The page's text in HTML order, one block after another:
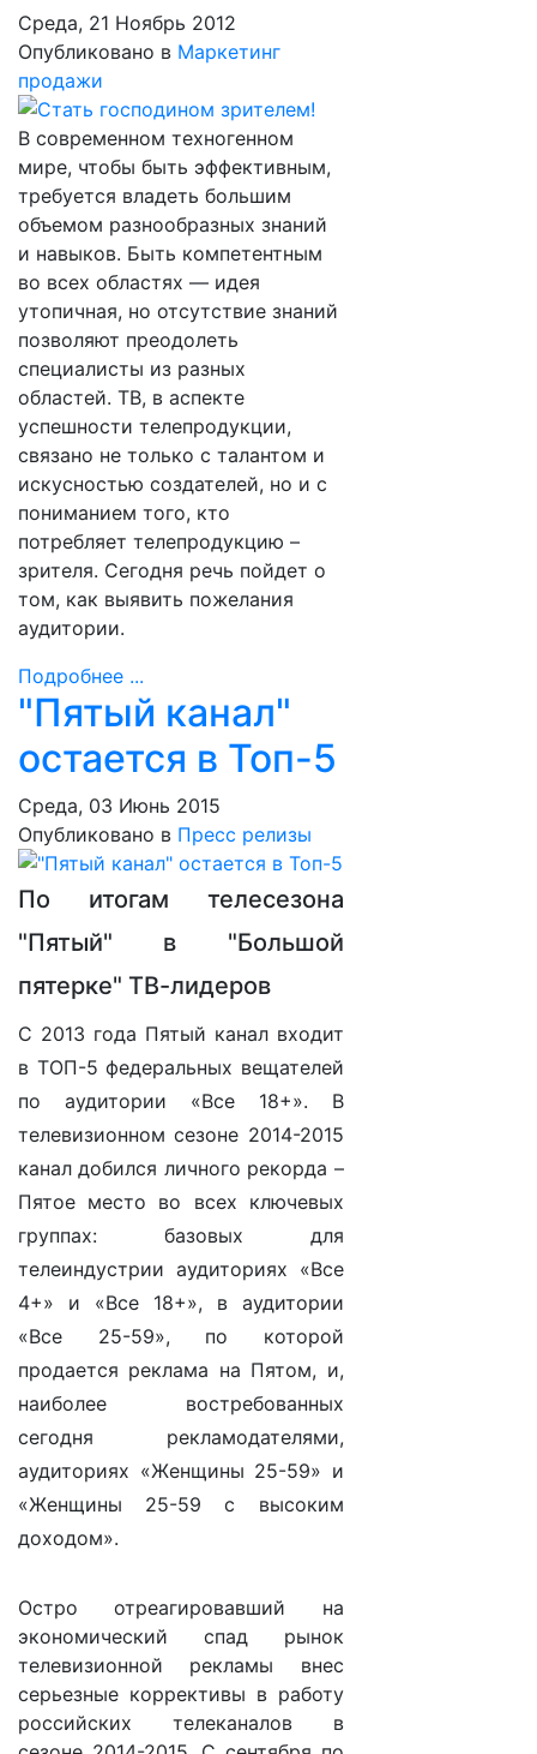
Среда, 21 Ноябрь 2012
Опубликовано в Маркетинг
продажи
В современном техногенном
мире, чтобы быть эффективным,
требуется владеть большим
объемом разнообразных знаний
и навыков. Быть компетентным
во всех областях — идея
утопичная, но отсутствие знаний
позволяют преодолеть
специалисты из разных
областей. ТВ, в аспекте
успешности телепродукции,
связано не только с талантом и
искусностью создателей, но и с
пониманием того, кто
потребляет телепродукцию –
зрителя. Сегодня речь пойдет о
том, как выявить пожелания
аудитории.
Подробнее ...
"Пятый канал"
остается в Топ-5
Среда, 03 Июнь 2015
Опубликовано в Пресс релизы
По итогам телесезона
"Пятый" в "Большой
пятерке" ТВ-лидеров
С 2013 года Пятый канал входит
в ТОП-5 федеральных вещателей
по аудитории «Все 18+». В
телевизионном сезоне 2014-2015
канал добился личного рекорда –
Пятое место во всех ключевых
группах: базовых для
телеиндустрии аудиториях «Все
4+» и «Все 18+», в аудитории
«Все 25-59», по которой
продается реклама на Пятом, и,
наиболее востребованных
сегодня рекламодателями,
аудиториях «Женщины 25-59» и
«Женщины 25-59 с высоким
доходом».
Остро отреагировавший на
экономический спад рынок
телевизионной рекламы внес
серьезные коррективы в работу
российских телеканалов в